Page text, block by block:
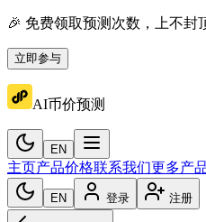
🎉 免费领取预测次数，上不封
立即参与
AI币价预测
EN
主页产品价格联系我们更多产
EN 登录 注册